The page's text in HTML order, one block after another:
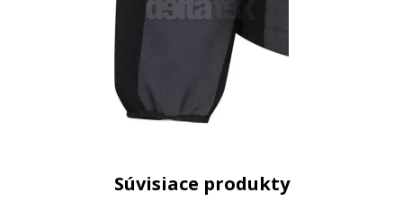
Súvisiace produkty